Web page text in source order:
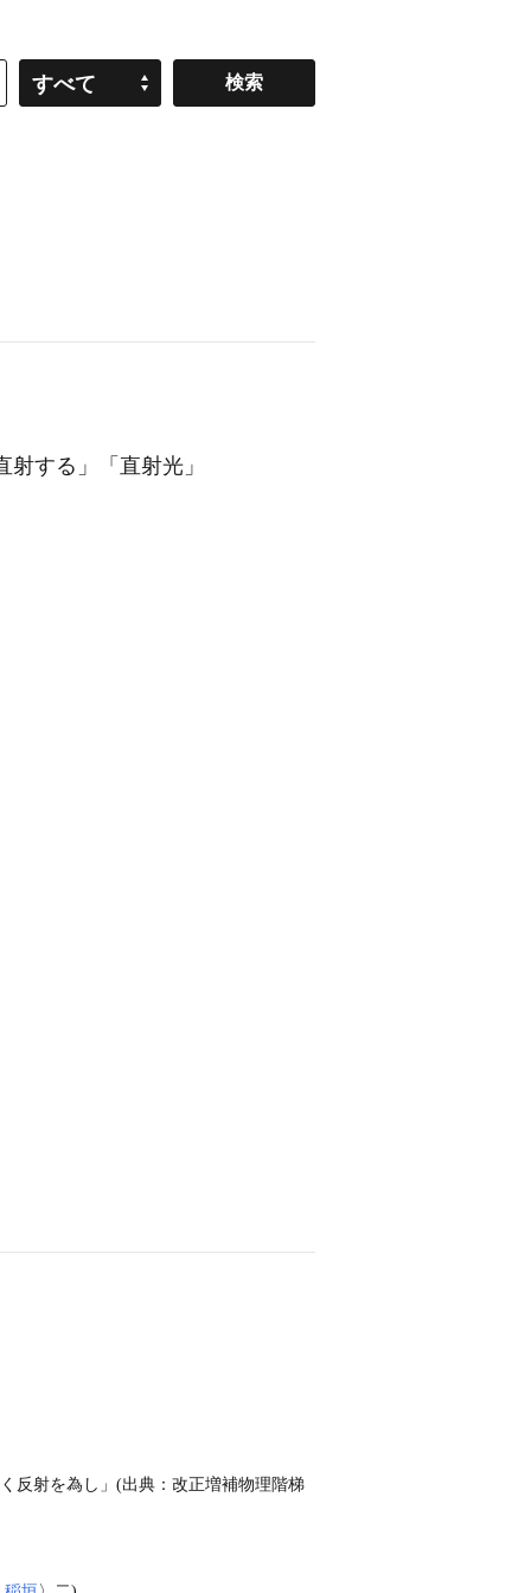
すべて
射する」「 直射光」
反射を為し」(出典：改正増補物理階梯